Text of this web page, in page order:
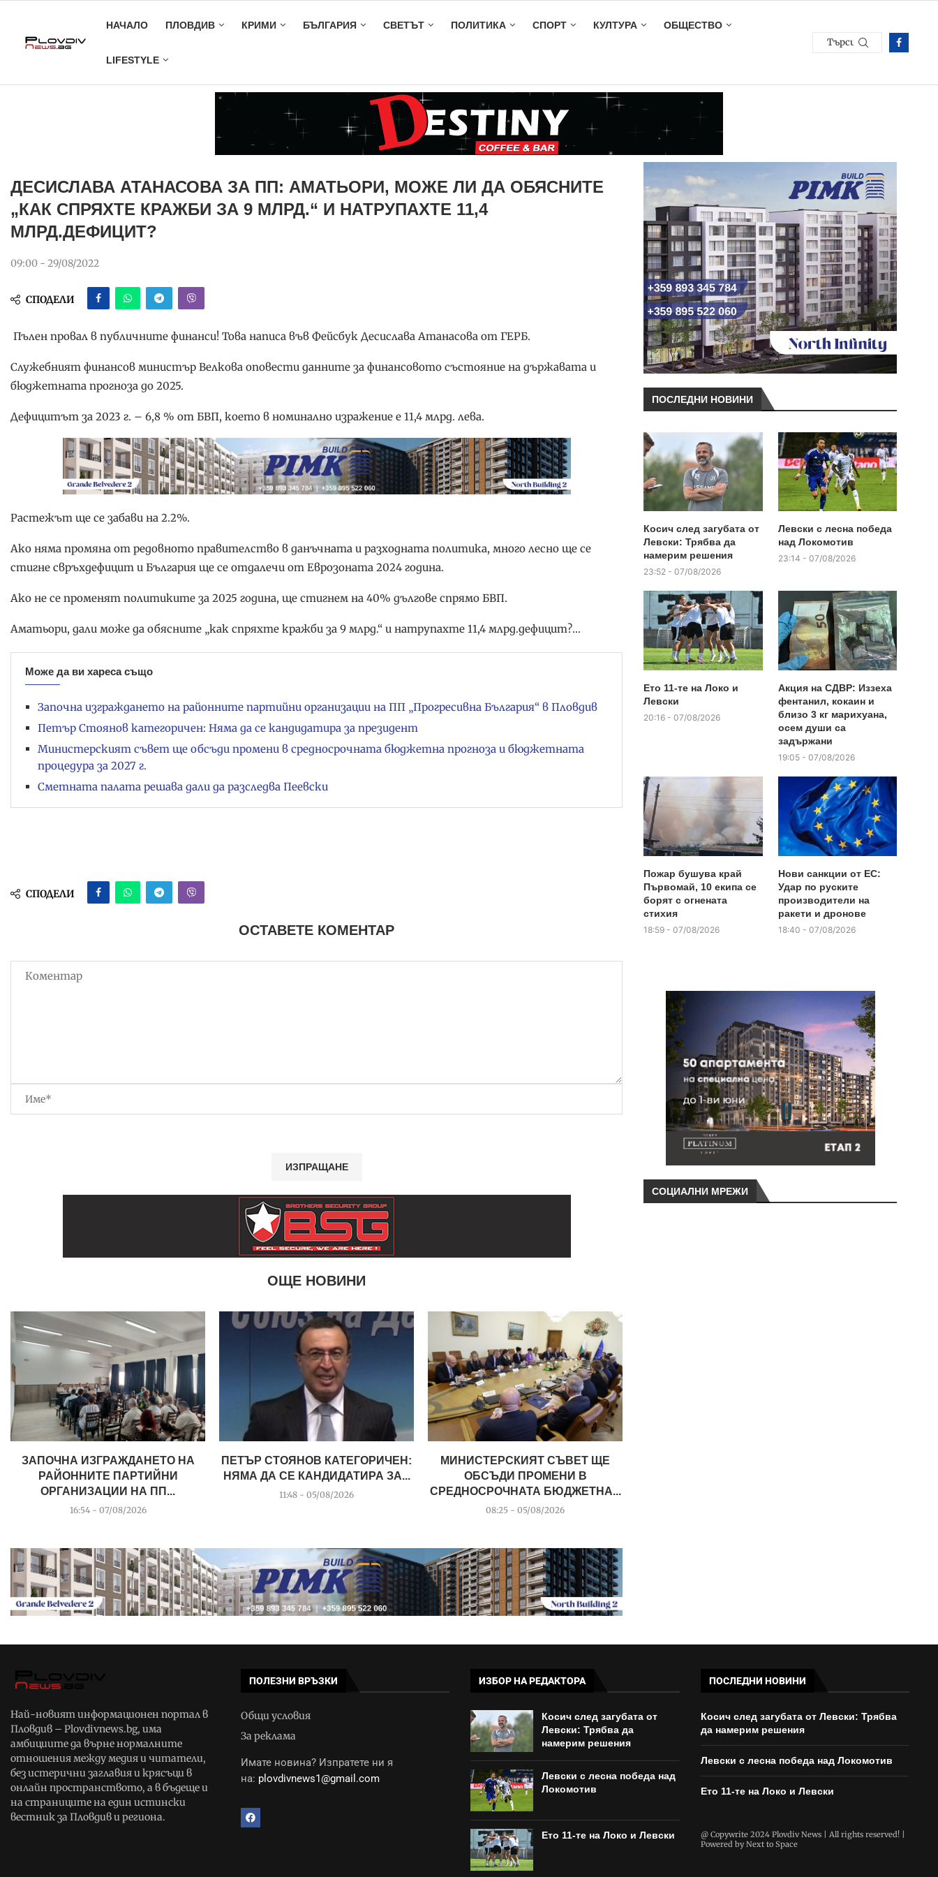
НАЧАЛО ПЛОВДИВ КРИМИ БЪЛГАРИЯ СВЕТЪТ ПОЛИТИКА СПОРТ КУЛТУРА ОБЩЕСТВО
LIFESTYLE
ДЕСИСЛАВА АТАНАСОВА ЗА ПП: АМАТЬОРИ, МОЖЕ ЛИ ДА ОБЯСНИТЕ
„КАК СПРЯХТЕ КРАЖБИ ЗА 9 МЛРД.“ И НАТРУПАХТЕ 11,4
МЛРД.ДЕФИЦИТ?
09:00 - 29/08/2022
СПОДЕЛИ
Пълен провал в публичните финанси! Това написа във Фейсбук Десислава Атанасова от ГЕРБ.
Служебният финансов министър Велкова оповести данните за финансовото състояние на държавата и
бюджетната прогноза до 2025.
Дефицитът за 2023 г. – 6,8 % от БВП, което в номинално изражение е 11,4 млрд. лева.
Растежът ще се забави на 2.2%.
Ако няма промяна от редовното правителство в данъчната и разходната политика, много лесно ще се
стигне свръхдефицит и България ще се отдалечи от Еврозоната 2024 година.
Ако не се променят политиките за 2025 година, ще стигнем на 40% дългове спрямо БВП.
Аматьори, дали може да обясните „как спряхте кражби за 9 млрд.“ и натрупахте 11,4 млрд.дефицит?…
Може да ви хареса също
Започна изграждането на районните партийни организации на ПП „Прогресивна България“ в Пловдив
Петър Стоянов категоричен: Няма да се кандидатира за президент
Министерският съвет ще обсъди промени в средносрочната бюджетна прогноза и бюджетната
процедура за 2027 г.
Сметната палата решава дали да разследва Пеевски
СПОДЕЛИ
ОСТАВЕТЕ КОМЕНТАР
ОЩЕ НОВИНИ
ЗАПОЧНА ИЗГРАЖДАНЕТО НА
РАЙОННИТЕ ПАРТИЙНИ
ОРГАНИЗАЦИИ НА ПП...
16:54 - 07/08/2026
ПЕТЪР СТОЯНОВ КАТЕГОРИЧЕН:
НЯМА ДА СЕ КАНДИДАТИРА ЗА...
11:48 - 05/08/2026
МИНИСТЕРСКИЯТ СЪВЕТ ЩЕ
ОБСЪДИ ПРОМЕНИ В
СРЕДНОСРОЧНАТА БЮДЖЕТНА...
08:25 - 05/08/2026
ПОСЛЕДНИ НОВИНИ
Косич след загубата от
Левски: Трябва да
намерим решения
23:52 - 07/08/2026
Левски с лесна победа
над Локомотив
23:14 - 07/08/2026
Ето 11-те на Локо и
Левски
20:16 - 07/08/2026
Акция на СДВР: Иззеха
фентанил, кокаин и
близо 3 кг марихуана,
осем души са
задържани
19:05 - 07/08/2026
Пожар бушува край
Първомай, 10 екипа се
борят с огнената
стихия
18:59 - 07/08/2026
Нови санкции от ЕС:
Удар по руските
производители на
ракети и дронове
18:40 - 07/08/2026
СОЦИАЛНИ МРЕЖИ
Най-новият информационен портал в
Пловдив – Plovdivnews.bg, има
амбициите да върне нормалните
отношения между медия и читатели,
без истерични заглавия и крясъци в
онлайн пространството, а в бъдеще и
на страниците на един истински
вестник за Пловдив и региона.
ПОЛЕЗНИ ВРЪЗКИ
Общи условия
За реклама
Имате новина? Изпратете ни я
на: plovdivnews1@gmail.com
ИЗБОР НА РЕДАКТОРА
Косич след загубата от
Левски: Трябва да
намерим решения
Левски с лесна победа над
Локомотив
Ето 11-те на Локо и Левски
ПОСЛЕДНИ НОВИНИ
Косич след загубата от Левски: Трябва
да намерим решения
Левски с лесна победа над Локомотив
Ето 11-те на Локо и Левски
@ Copywrite 2024 Plovdiv News | All rights reserved! |
Powered byNext to Space